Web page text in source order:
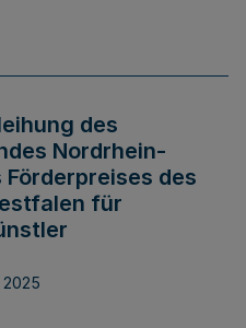
des
Nordrhein-
des
für
2025